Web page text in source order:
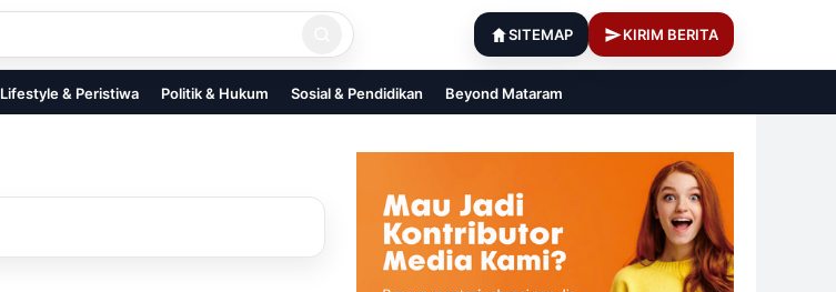
SITEMAP KIRIM BERITA
Lifestyle & Peristiwa Politik & Hukum Sosial & Pendidikan Beyond Mataram